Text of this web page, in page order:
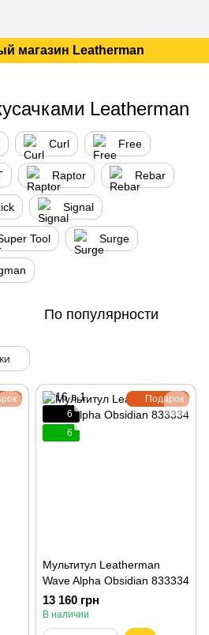
магазин Leatherman
Leatherman
Curl Free
Raptor Rebar
Signal
Tool Surge
По популярности
Подарок
6
6
Мультитул Leatherman
Wave Alpha Obsidian 833334
13 160 грн
В наличии